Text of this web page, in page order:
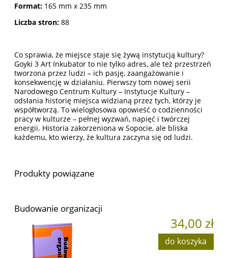
Format: 165 mm x 235 mm
Liczba stron: 88
Co sprawia, że miejsce staje się żywą instytucją kultury?
Goyki 3 Art Inkubator to nie tylko adres, ale też przestrzeń
tworzona przez ludzi – ich pasję, zaangażowanie i
konsekwencję w działaniu. Pierwszy tom nowej serii
Narodowego Centrum Kultury – Instytucje Kultury –
odsłania historię miejsca widzianą przez tych, którzy je
współtworzą. To wielogłosowa opowieść o codzienności
pracy w kulturze – pełnej wyzwań, napięć i twórczej
energii. Historia zakorzeniona w Sopocie, ale bliska
każdemu, kto wierzy, że kultura zaczyna się od ludzi.
Produkty powiązane
Budowanie organizacji
34,00 zł
do koszyka